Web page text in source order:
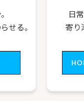
せる。
日
寄り